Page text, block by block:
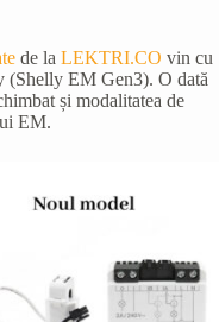
de la LEKTRI.CO vin cu
(Shelly EM Gen3). O dată
și modalitatea de
EM.